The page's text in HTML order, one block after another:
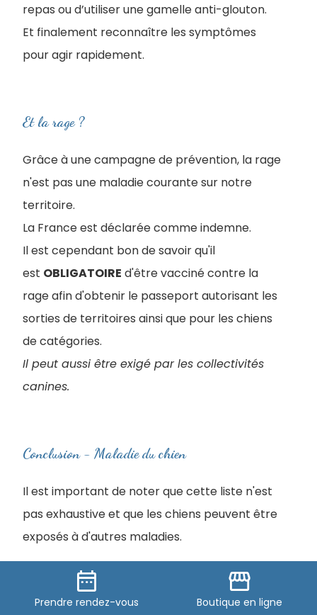
repas ou d’utiliser une gamelle anti-glouton.
Et finalement reconnaître les symptômes
pour agir rapidement.
Et la rage ?
Grâce à une campagne de prévention, la rage
n'est pas une maladie courante sur notre
territoire.
La France est déclarée comme indemne.
Il est cependant bon de savoir qu'il
est OBLIGATOIRE d'être vacciné contre la
rage afin d'obtenir le passeport autorisant les
sorties de territoires ainsi que pour les chiens
de catégories.
Il peut aussi être exigé par les collectivités
canines.
Conclusion - Maladie du chien
Il est important de noter que cette liste n'est
pas exhaustive et que les chiens peuvent être
exposés à d'autres maladies.
En cas de symptômes “d’urgence” il est
recommandé
date_range
Prendre rendez-vous
storefront
Boutique en ligne